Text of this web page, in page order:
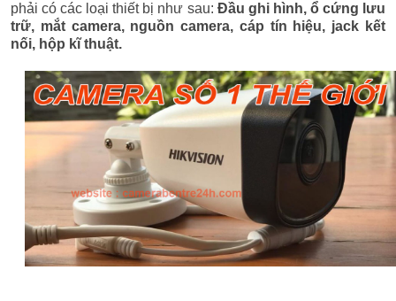
phải có các loại thiết bị như sau: Đầu ghi hình, ổ cứng lưu
trữ, mắt camera, nguồn camera, cáp tín hiệu, jack kết
nối, hộp kĩ thuật.